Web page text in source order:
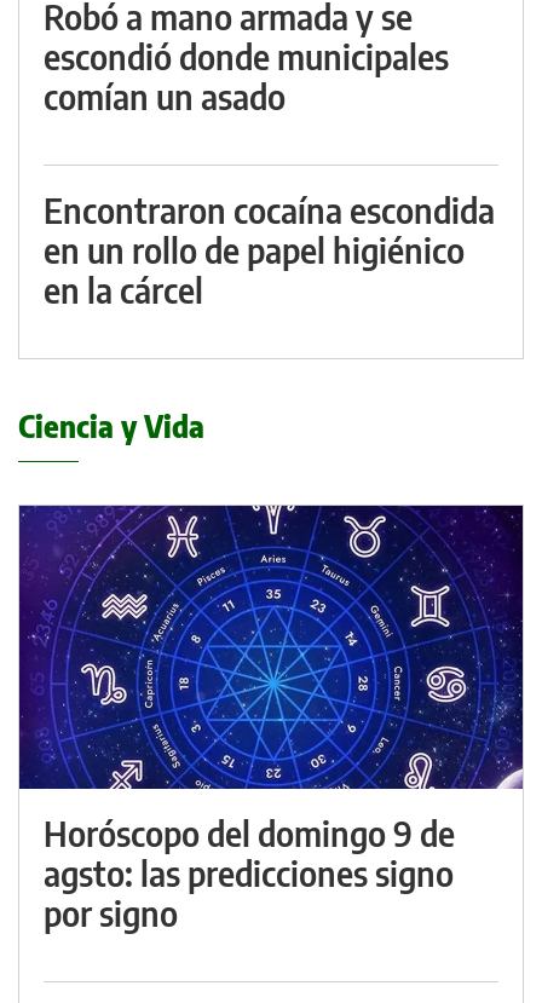
Robó a mano armada y se
escondió donde municipales
comían un asado
Encontraron cocaína escondida
en un rollo de papel higiénico
en la cárcel
Ciencia y Vida
Horóscopo del domingo 9 de
agsto: las predicciones signo
por signo